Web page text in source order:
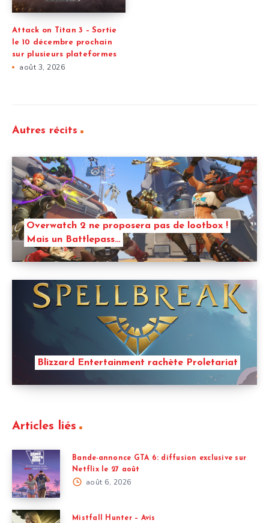
Attack on Titan 3 – Sortie
le 10 décembre prochain
sur plusieurs plateformes
août 3, 2026
Autres récits
Overwatch 2 ne proposera pas de lootbox !
Mais un Battlepass…
Blizzard Entertainment rachète Proletariat
Articles liés
Bande-annonce GTA 6: diffusion exclusive sur
Netflix le 27 août
août 6, 2026
Mistfall Hunter – Avis